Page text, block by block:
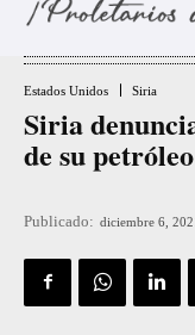
Estados Unidos Siria
Siria
de su
Publicado: diciembre 6,